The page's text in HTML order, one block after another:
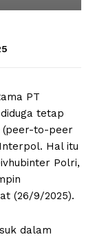
PT
tetap
(peer-to-peer
Hal itu
Polri,
(26/9/2025).
dalam